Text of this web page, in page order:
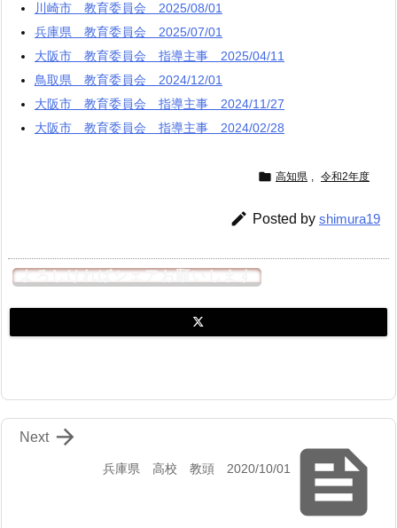
川崎市 教育委員会 2025/08/01
兵庫県 教育委員会 2025/07/01
大阪市 教育委員会 指導主事 2025/04/11
鳥取県 教育委員会 2024/12/01
大阪市 教育委員会 指導主事 2024/11/27
大阪市 教育委員会 指導主事 2024/02/28
 高知県 , 令和2年度
 Posted by shimura19
よろしければシェアお願いします

兵庫県 高校 教頭 2020/10/01

Next